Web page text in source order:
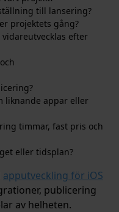
till lansering?
projektets gång?
efter
liknande appar eller
timmar, fast pris och
eller tidsplan?
apputveckling för iOS
publicering
av helheten.